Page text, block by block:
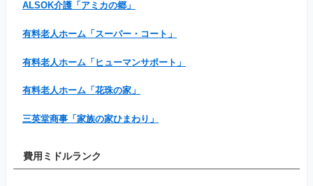
ALSOK介護「アミカの郷」
有料老人ホーム「スーパー・コート」
有料老人ホーム「ヒューマンサポート」
有料老人ホーム「花珠の家」
三英堂商事「家族の家ひまわり」
費用ミドルランク